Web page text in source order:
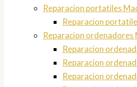
Reparacion portatiles
Reparacion
Reparacion ordenadores
Reparacion
Reparacion
Reparacion